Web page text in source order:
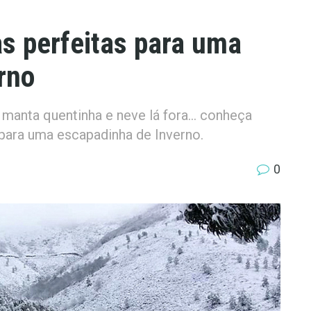
perfeitas para uma
quentinha e neve lá fora... conheça
uma escapadinha de Inverno.
0